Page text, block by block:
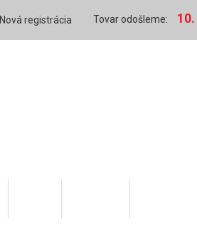
Nová registrácia Tovar odošleme: